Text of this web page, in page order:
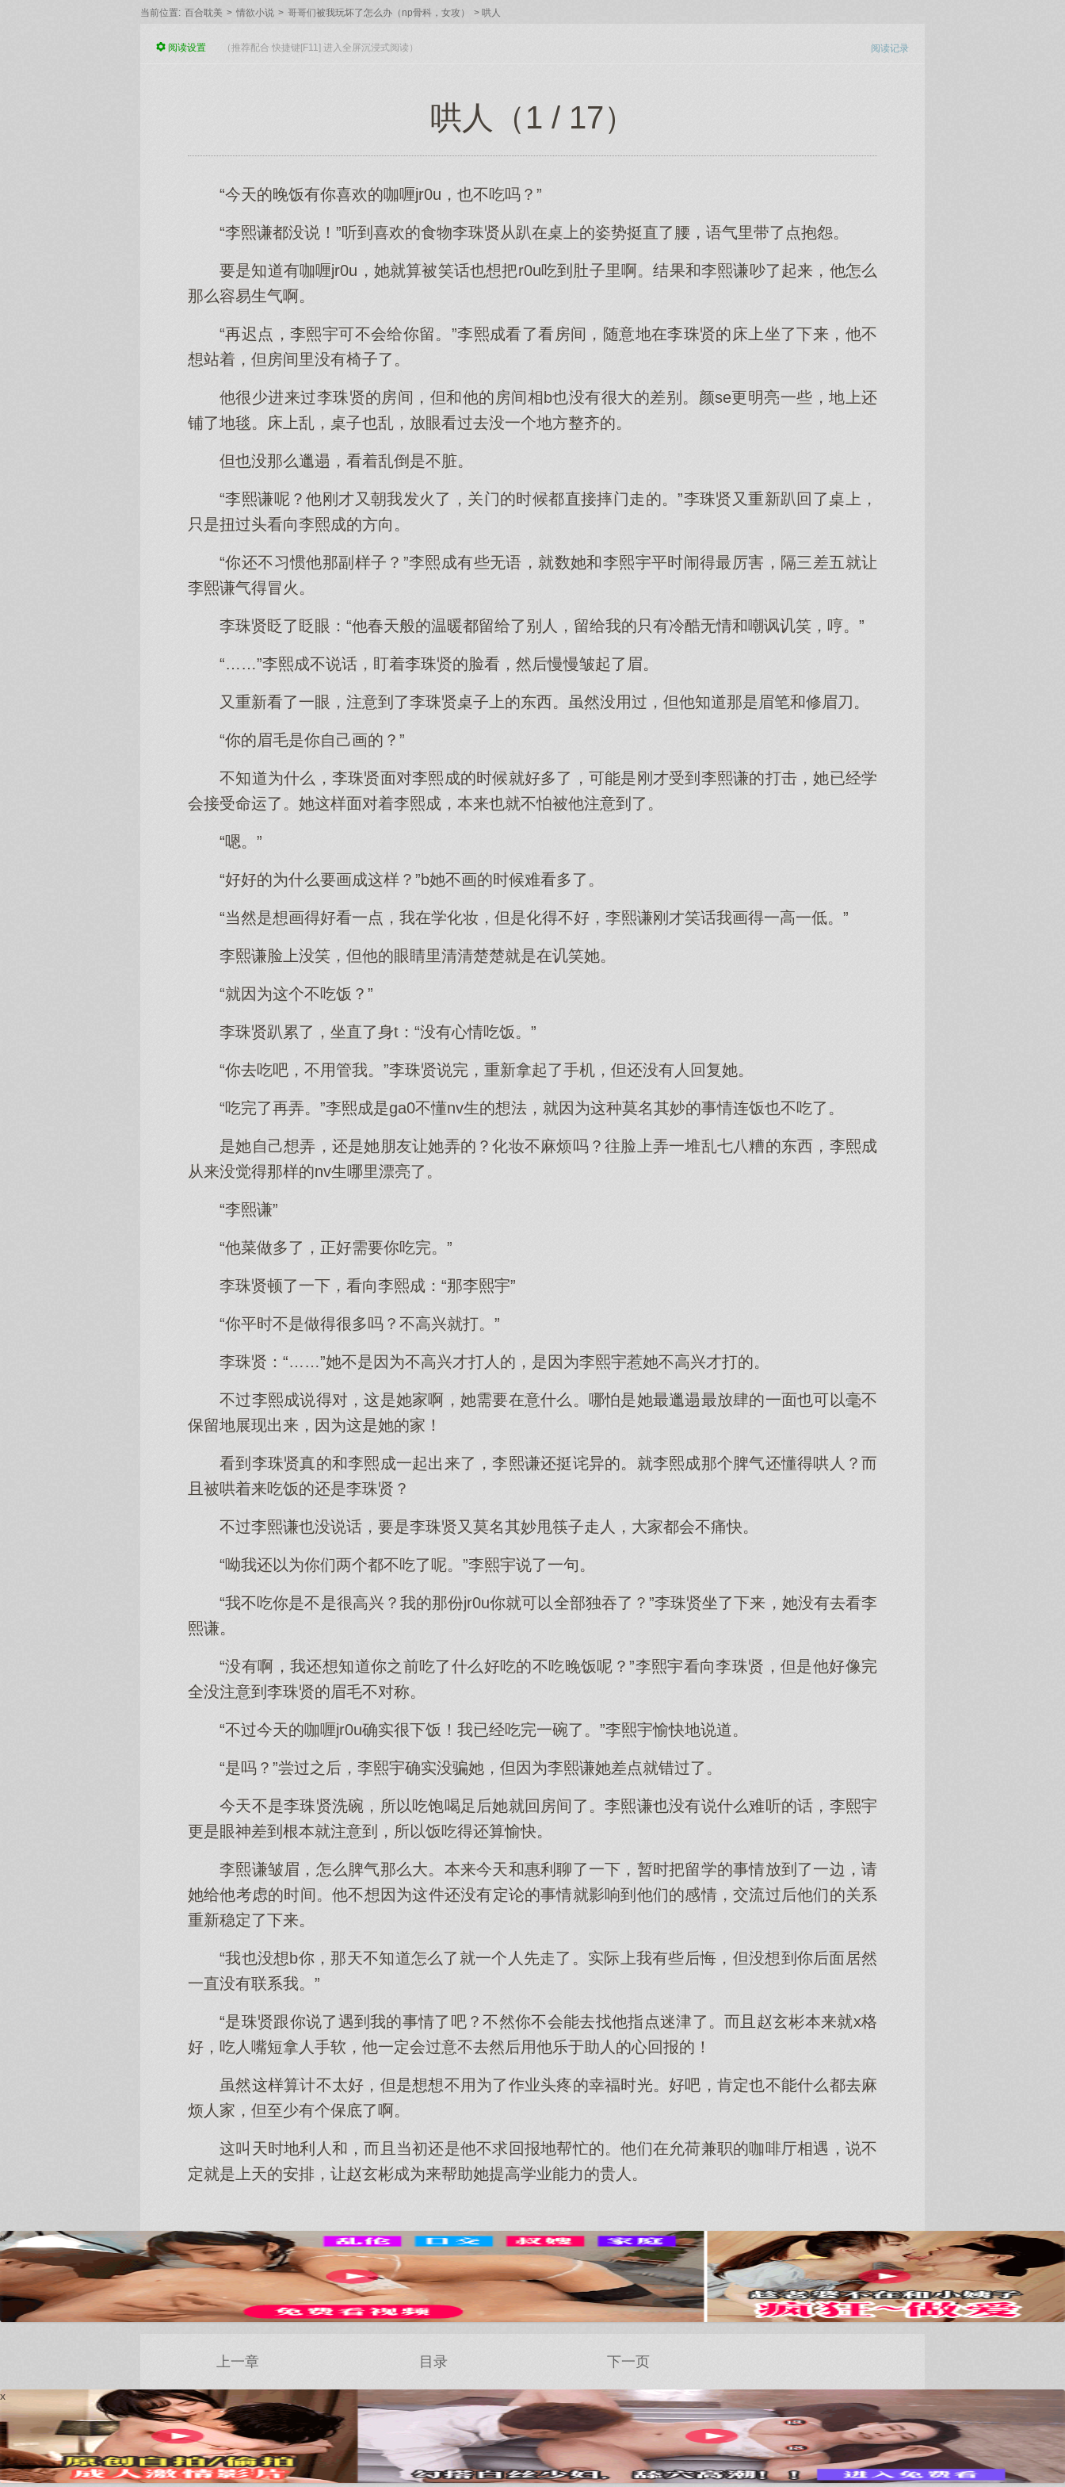
当前位置: 百合耽美 > 情欲小说 > 哥哥们被我玩坏了怎么办（np骨科，女攻） > 哄人
阅读记录
阅读设置 （推荐配合 快捷键[F11] 进入全屏沉浸式阅读）
哄人（1 / 17）
“今天的晚饭有你喜欢的咖喱jr0u，也不吃吗？”
“李熙谦都没说！”听到喜欢的食物李珠贤从趴在桌上的姿势挺直了腰，语气里带了点抱怨。
要是知道有咖喱jr0u，她就算被笑话也想把r0u吃到肚子里啊。结果和李熙谦吵了起来，他怎么
那么容易生气啊。
“再迟点，李熙宇可不会给你留。”李熙成看了看房间，随意地在李珠贤的床上坐了下来，他不
想站着，但房间里没有椅子了。
他很少进来过李珠贤的房间，但和他的房间相b也没有很大的差别。颜se更明亮一些，地上还
铺了地毯。床上乱，桌子也乱，放眼看过去没一个地方整齐的。
但也没那么邋遢，看着乱倒是不脏。
“李熙谦呢？他刚才又朝我发火了，关门的时候都直接摔门走的。”李珠贤又重新趴回了桌上，
只是扭过头看向李熙成的方向。
“你还不习惯他那副样子？”李熙成有些无语，就数她和李熙宇平时闹得最厉害，隔三差五就让
李熙谦气得冒火。
李珠贤眨了眨眼：“他春天般的温暖都留给了别人，留给我的只有冷酷无情和嘲讽讥笑，哼。”
“……”李熙成不说话，盯着李珠贤的脸看，然后慢慢皱起了眉。
又重新看了一眼，注意到了李珠贤桌子上的东西。虽然没用过，但他知道那是眉笔和修眉刀。
“你的眉毛是你自己画的？”
不知道为什么，李珠贤面对李熙成的时候就好多了，可能是刚才受到李熙谦的打击，她已经学
会接受命运了。她这样面对着李熙成，本来也就不怕被他注意到了。
“嗯。”
“好好的为什么要画成这样？”b她不画的时候难看多了。
“当然是想画得好看一点，我在学化妆，但是化得不好，李熙谦刚才笑话我画得一高一低。”
李熙谦脸上没笑，但他的眼睛里清清楚楚就是在讥笑她。
“就因为这个不吃饭？”
李珠贤趴累了，坐直了身t：“没有心情吃饭。”
“你去吃吧，不用管我。”李珠贤说完，重新拿起了手机，但还没有人回复她。
“吃完了再弄。”李熙成是ga0不懂nv生的想法，就因为这种莫名其妙的事情连饭也不吃了。
是她自己想弄，还是她朋友让她弄的？化妆不麻烦吗？往脸上弄一堆乱七八糟的东西，李熙成
从来没觉得那样的nv生哪里漂亮了。
“李熙谦”
“他菜做多了，正好需要你吃完。”
李珠贤顿了一下，看向李熙成：“那李熙宇”
“你平时不是做得很多吗？不高兴就打。”
李珠贤：“……”她不是因为不高兴才打人的，是因为李熙宇惹她不高兴才打的。
不过李熙成说得对，这是她家啊，她需要在意什么。哪怕是她最邋遢最放肆的一面也可以毫不
保留地展现出来，因为这是她的家！
看到李珠贤真的和李熙成一起出来了，李熙谦还挺诧异的。就李熙成那个脾气还懂得哄人？而
且被哄着来吃饭的还是李珠贤？
不过李熙谦也没说话，要是李珠贤又莫名其妙甩筷子走人，大家都会不痛快。
“呦我还以为你们两个都不吃了呢。”李熙宇说了一句。
“我不吃你是不是很高兴？我的那份jr0u你就可以全部独吞了？”李珠贤坐了下来，她没有去看李
熙谦。
“没有啊，我还想知道你之前吃了什么好吃的不吃晚饭呢？”李熙宇看向李珠贤，但是他好像完
全没注意到李珠贤的眉毛不对称。
“不过今天的咖喱jr0u确实很下饭！我已经吃完一碗了。”李熙宇愉快地说道。
“是吗？”尝过之后，李熙宇确实没骗她，但因为李熙谦她差点就错过了。
今天不是李珠贤洗碗，所以吃饱喝足后她就回房间了。李熙谦也没有说什么难听的话，李熙宇
更是眼神差到根本就注意到，所以饭吃得还算愉快。
李熙谦皱眉，怎么脾气那么大。本来今天和惠利聊了一下，暂时把留学的事情放到了一边，请
她给他考虑的时间。他不想因为这件还没有定论的事情就影响到他们的感情，交流过后他们的关系
重新稳定了下来。
“我也没想b你，那天不知道怎么了就一个人先走了。实际上我有些后悔，但没想到你后面居然
一直没有联系我。”
“是珠贤跟你说了遇到我的事情了吧？不然你不会能去找他指点迷津了。而且赵玄彬本来就x格
好，吃人嘴短拿人手软，他一定会过意不去然后用他乐于助人的心回报的！
虽然这样算计不太好，但是想想不用为了作业头疼的幸福时光。好吧，肯定也不能什么都去麻
烦人家，但至少有个保底了啊。
这叫天时地利人和，而且当初还是他不求回报地帮忙的。他们在允荷兼职的咖啡厅相遇，说不
定就是上天的安排，让赵玄彬成为来帮助她提高学业能力的贵人。
x
上一章 目录 下一页
x